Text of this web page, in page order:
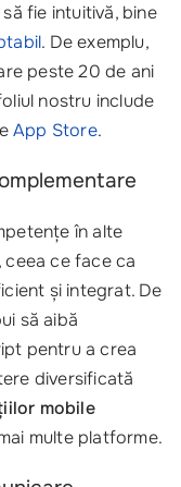
fie intuitivă, bine
. De exemplu,
peste 20 de ani
nostru include
App Store.
în alte
ceea ce face ca
și integrat. De
să aibă
pentru a crea
diversificată
mobile
multe platforme.